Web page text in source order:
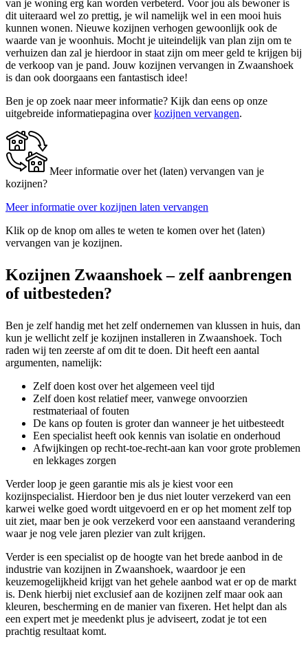
van je woning erg kan worden verbeterd. Voor jou als bewoner is
dit uiteraard wel zo prettig, je wil namelijk wel in een mooi huis
kunnen wonen. Nieuwe kozijnen verhogen gewoonlijk ook de
waarde van je woonhuis. Mocht je uiteindelijk van plan zijn om te
verhuizen dan zal je hierdoor in staat zijn om meer geld te krijgen bij
de verkoop van je pand. Jouw kozijnen vervangen in Zwaanshoek
is dan ook doorgaans een fantastisch idee!
Ben je op zoek naar meer informatie? Kijk dan eens op onze
uitgebreide informatiepagina overkozijnen vervangen.
Meer informatie over het (laten) vervangen van je
kozijnen?
Meer informatie over kozijnen laten vervangen
Klik op de knop om alles te weten te komen over het (laten)
vervangen van je kozijnen.
Kozijnen Zwaanshoek – zelf aanbrengen
of uitbesteden?
Ben je zelf handig met het zelf ondernemen van klussen in huis, dan
kun je wellicht zelf je kozijnen installeren in Zwaanshoek. Toch
raden wij ten zeerste af om dit te doen. Dit heeft een aantal
argumenten, namelijk:
Zelf doen kost over het algemeen veel tijd
Zelf doen kost relatief meer, vanwege onvoorzien
restmateriaal of fouten
De kans op fouten is groter dan wanneer je het uitbesteedt
Een specialist heeft ook kennis van isolatie en onderhoud
Afwijkingen op recht-toe-recht-aan kan voor grote problemen
en lekkages zorgen
Verder loop je geen garantie mis als je kiest voor een
kozijnspecialist. Hierdoor ben je dus niet louter verzekerd van een
karwei welke goed wordt uitgevoerd en er op het moment zelf top
uit ziet, maar ben je ook verzekerd voor een aanstaand verandering
waar je nog vele jaren plezier van zult krijgen.
Verder is een specialist op de hoogte van het brede aanbod in de
industrie van kozijnen in Zwaanshoek, waardoor je een
keuzemogelijkheid krijgt van het gehele aanbod wat er op de markt
is. Denk hierbij niet exclusief aan de kozijnen zelf maar ook aan
kleuren, bescherming en de manier van fixeren. Het helpt dan als
een expert met je meedenkt plus je adviseert, zodat je tot een
prachtig resultaat komt.